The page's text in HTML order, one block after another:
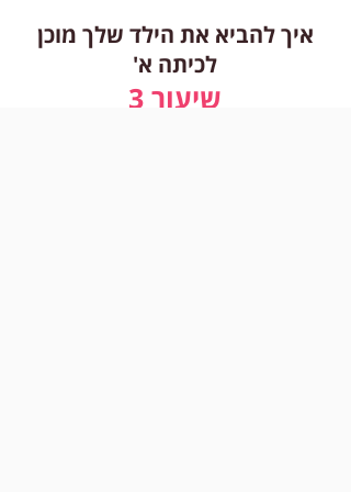
איך להביא את הילד שלך מוכן
לכיתה א'
שיעור 3